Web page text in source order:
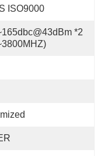
ISO9000
*2